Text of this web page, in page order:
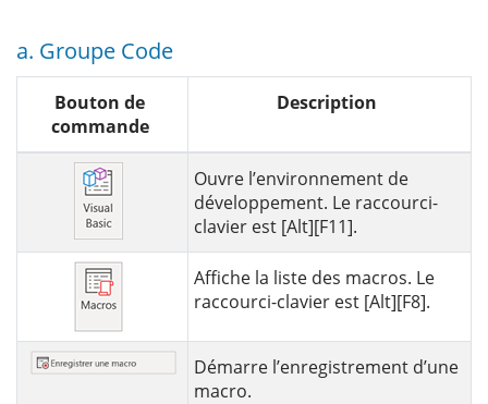
a. Groupe Code
Bouton de
commande
Description
Ouvre l’environnement de
développement. Le raccourci-
clavier est [Alt][F11].
Affiche la liste des macros. Le
raccourci-clavier est [Alt][F8].
Démarre l’enregistrement d’une
macro.